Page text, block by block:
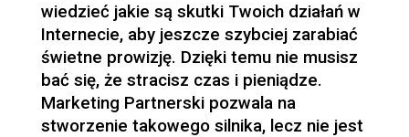
wiedzieć jakie są skutki Twoich działań w
Internecie, aby jeszcze szybciej zarabiać
świetne prowizję. Dzięki temu nie musisz
bać się, że stracisz czas i pieniądze.
Marketing Partnerski pozwala na
stworzenie takowego silnika, lecz nie jest